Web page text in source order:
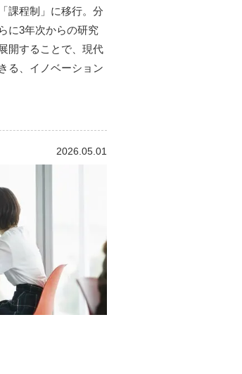
課程制」に移行。分
に3年次からの研究
開することで、現代
る、イノベーション
2026.05.01